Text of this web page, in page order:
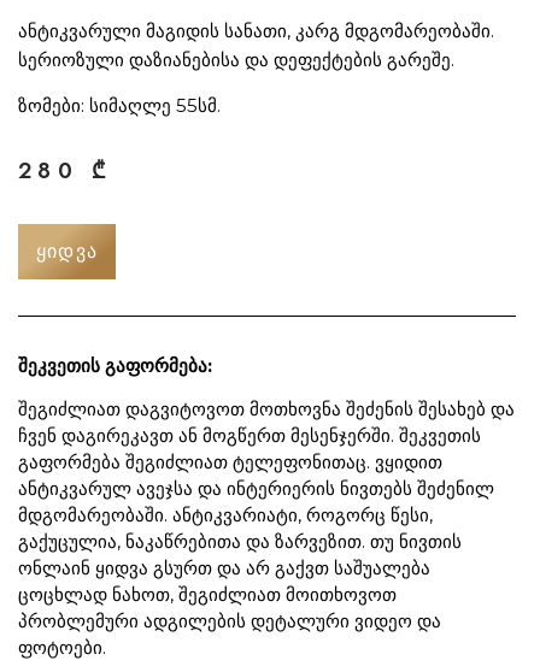
ანტიკვარული მაგიდის სანათი, კარგ მდგომარეობაში.
სერიოზული დაზიანებისა და დეფექტების გარეშე.
ზომები: სიმაღლე 55სმ.
280 ₾
ᲧᲘᲓᲕᲐ
შეკვეთის გაფორმება:
შეგიძლიათ დაგვიტოვოთ მოთხოვნა შეძენის შესახებ და
ჩვენ დაგირეკავთ ან მოგწერთ მესენჯერში. შეკვეთის
გაფორმება შეგიძლიათ ტელეფონითაც. ვყიდით
ანტიკვარულ ავეჯსა და ინტერიერის ნივთებს შეძენილ
მდგომარეობაში. ანტიკვარიატი, როგორც წესი,
გაქუცულია, ნაკაწრებითა და ზარვეზით. თუ ნივთის
ონლაინ ყიდვა გსურთ და არ გაქვთ საშუალება
ცოცხლად ნახოთ, შეგიძლიათ მოითხოვოთ
პრობლემური ადგილების დეტალური ვიდეო და
ფოტოები.